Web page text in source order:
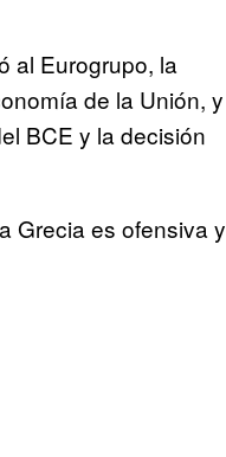
al Eurogrupo, la
de la Unión, y
BCE y la decisión
Grecia es ofensiva y